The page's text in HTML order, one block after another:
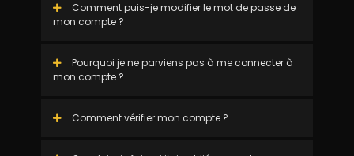
Comment puis-je modifier le mot de passe de
mon compte ?
Pourquoi je ne parviens pas à me connecter à
mon compte ?
Comment vérifier mon compte ?